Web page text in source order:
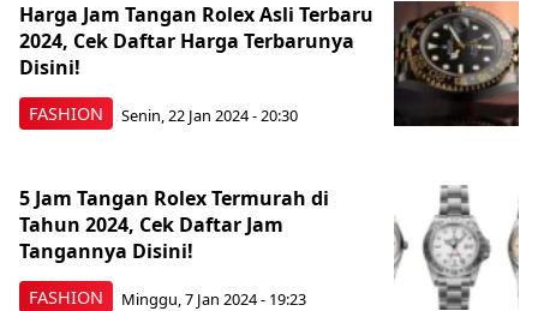
FASHION
Harga Jam Tangan Rolex Asli Terbaru
2024, Cek Daftar Harga Terbarunya
Disini!
Senin, 22 Jan 2024 - 20:30
FASHION
5 Jam Tangan Rolex Termurah di
Tahun 2024, Cek Daftar Jam
Tangannya Disini!
Minggu, 7 Jan 2024 - 19:23